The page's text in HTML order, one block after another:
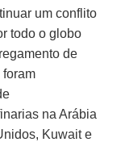
um conflito
todo o globo
de
foram
na Arábia
Kuwait e